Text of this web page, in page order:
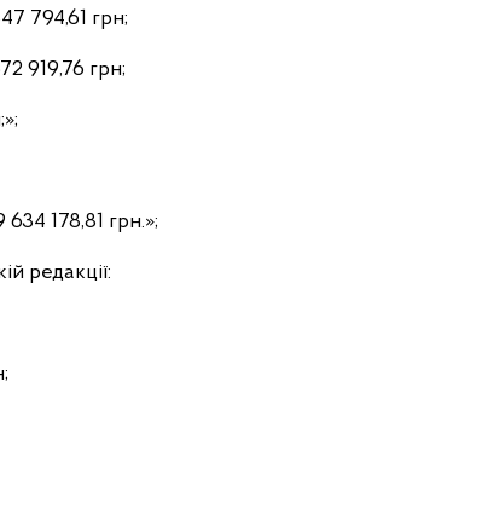
794,61 грн;
919,76 грн;
178,81 грн.»;
редакції: